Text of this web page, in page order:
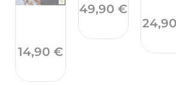
14,90 €Prix
49,90 €Prix